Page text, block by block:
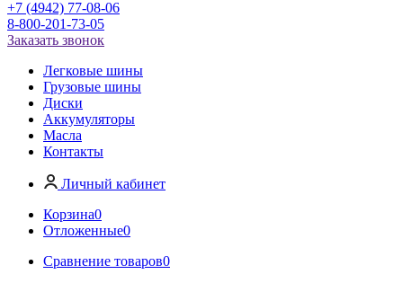
+7 (4942) 77-08-06
8-800-201-73-05
Заказать звонок
Легковые шины
Грузовые шины
Диски
Аккумуляторы
Масла
Контакты
Личный кабинет
Корзина0
Отложенные0
Сравнение товаров0